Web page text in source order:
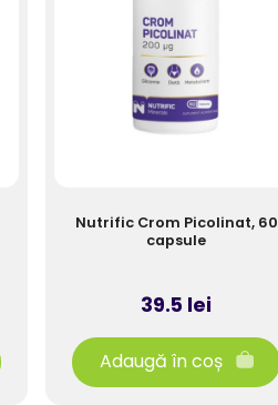
Nutrific Crom Picolinat, 60
capsule
39.5 lei
Adaugă în coș